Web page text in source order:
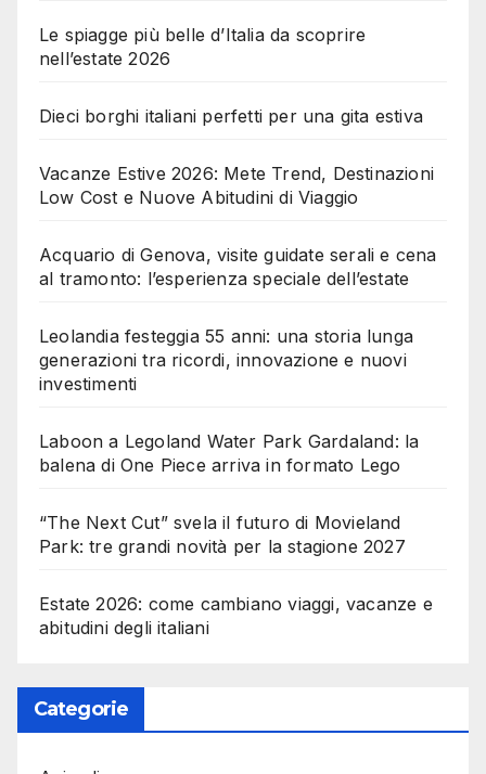
Le spiagge più belle d’Italia da scoprire
nell’estate 2026
Dieci borghi italiani perfetti per una gita estiva
Vacanze Estive 2026: Mete Trend, Destinazioni
Low Cost e Nuove Abitudini di Viaggio
Acquario di Genova, visite guidate serali e cena
al tramonto: l’esperienza speciale dell’estate
Leolandia festeggia 55 anni: una storia lunga
generazioni tra ricordi, innovazione e nuovi
investimenti
Laboon a Legoland Water Park Gardaland: la
balena di One Piece arriva in formato Lego
“The Next Cut” svela il futuro di Movieland
Park: tre grandi novità per la stagione 2027
Estate 2026: come cambiano viaggi, vacanze e
abitudini degli italiani
Categorie